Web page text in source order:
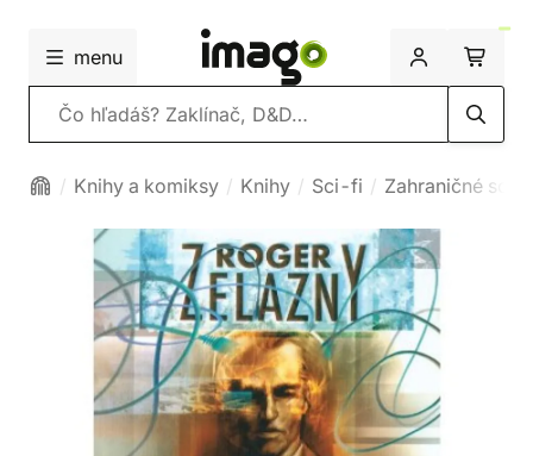
menu
Vyhľadávanie
Knihy a komiksy Knihy Sci-fi Zahraničné sci-